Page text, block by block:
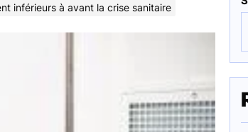
inférieurs à avant la crise sanitaire